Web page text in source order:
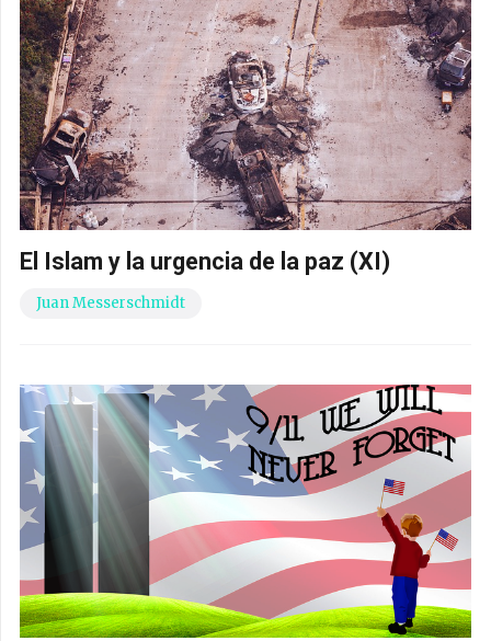
El Islam y la urgencia de la paz (XI)
Juan Messerschmidt